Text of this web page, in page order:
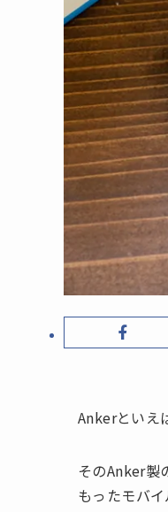
Ankerといえ
そのAnker製
もったモバ